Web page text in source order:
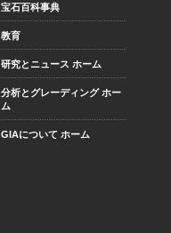
宝石百科事典
教育
研究とニュース ホーム
分析とグレーディング ホー
ム
GIAについて ホーム